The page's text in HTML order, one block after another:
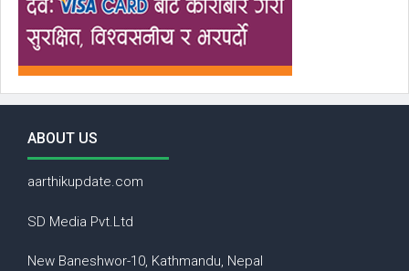
ABOUT US
aarthikupdate.com
SD Media Pvt.Ltd
New Baneshwor-10, Kathmandu, Nepal